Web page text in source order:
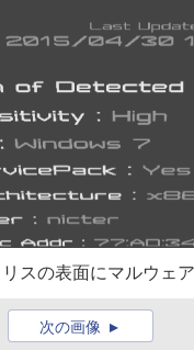
スの表面にマルウェ
次の画像